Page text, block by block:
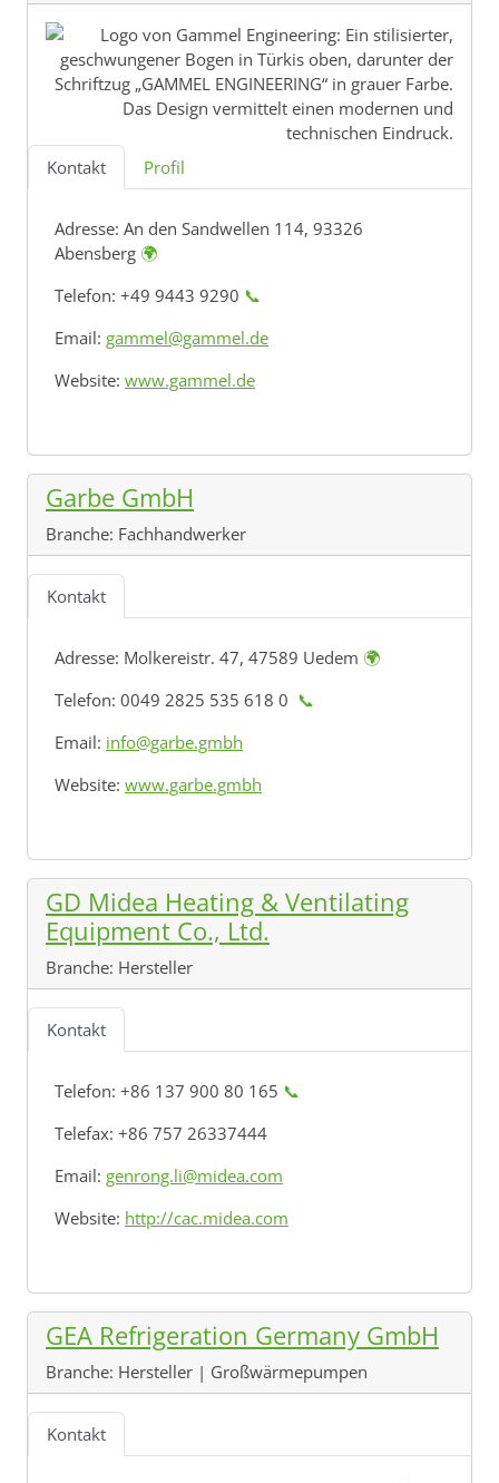
Kontakt Profil
Adresse: An den Sandwellen 114, 93326
Abensberg 🌍
Telefon: +49 9443 9290 📞
Email: gammel@gammel.de
Website: www.gammel.de
Garbe GmbH
Branche: Fachhandwerker
Kontakt
Adresse: Molkereistr. 47, 47589 Uedem 🌍
Telefon: 0049 2825 535 618 0 📞
Email: info@garbe.gmbh
Website: www.garbe.gmbh
GD Midea Heating & Ventilating
Equipment Co., Ltd.
Branche: Hersteller
Kontakt
Telefon: +86 137 900 80 165 📞
Telefax: +86 757 26337444
Email: genrong.li@midea.com
Website: http://cac.midea.com
GEA Refrigeration Germany GmbH
Branche: Hersteller | Großwärmepumpen
Kontakt